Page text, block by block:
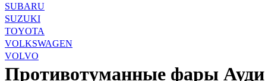
SUBARU
SUZUKI
TOYOTA
VOLKSWAGEN
VOLVO
Противотуманные фары Ауди